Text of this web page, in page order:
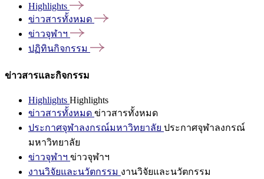
Highlights
ข่าวสารทั้งหมด
ข่าวจุฬาฯ
ปฏิทินกิจกรรม
ข่าวสารและกิจกรรม
Highlights Highlights
ข่าวสารทั้งหมด ข่าวสารทั้งหมด
ประกาศจุฬาลงกรณ์มหาวิทยาลัย ประกาศจุฬาลงกรณ์
มหาวิทยาลัย
ข่าวจุฬาฯ ข่าวจุฬาฯ
งานวิจัยและนวัตกรรม งานวิจัยและนวัตกรรม